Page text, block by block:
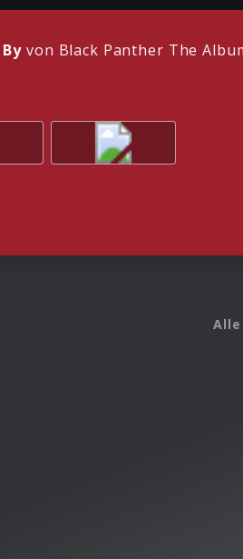
von Black Panther The